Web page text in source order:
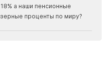
а наши пенсионные
проценты по миру?